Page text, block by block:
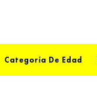
Categoría De Edad